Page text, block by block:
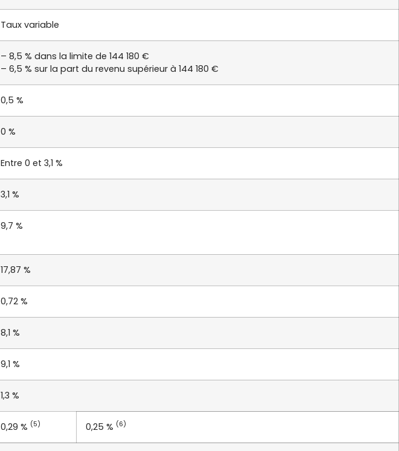
Taux variable
– 8,5 % dans la limite de 144 180 €
– 6,5 % sur la part du revenu supérieur à 144 180 €
0,5 %
0 %
Entre 0 et 3,1 %
3,1 %
9,7 %
17,87 %
0,72 %
8,1 %
9,1 %
1,3 %
0,29 % (5) 0,25 % (6)